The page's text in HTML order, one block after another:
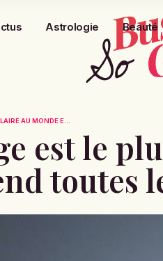
Astrologie Beauté
AU MONDE E...
est le
toutes